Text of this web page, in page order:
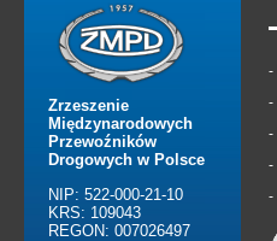
Zrzeszenie
Międzynarodowych
Przewoźników
Drogowych w Polsce
NIP: 522-000-21-10
KRS: 109043
REGON: 007026497
-
-
-
-
-